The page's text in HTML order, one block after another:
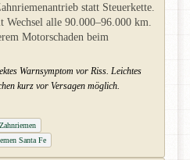
statt Steuerkette.
Wechsel alle 90.000–96.000 km.
Motorschaden beim
Warnsymptom vor Riss. Leichtes
kurz vor Versagen möglich.
Santa Fe